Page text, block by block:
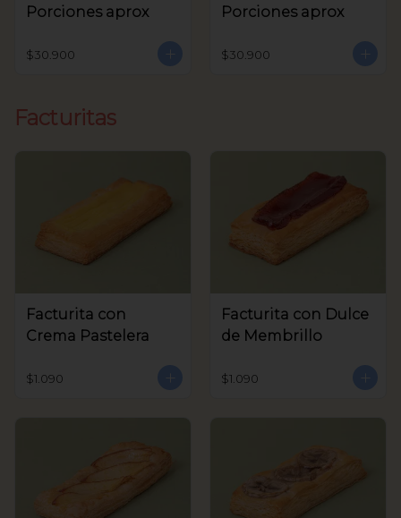
Porciones aprox
$30.900
Porciones aprox
$30.900
Facturitas
Facturita con
Crema Pastelera
$1.090
Facturita con Dulce
de Membrillo
$1.090